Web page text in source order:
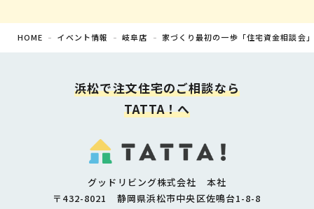
HOME イベント情報 岐阜店 家づくり最初の一歩「住宅資金相談会」
浜松で注文住宅のご相談なら
TATTA！へ
グッドリビング株式会社 本社
〒432-8021 静岡県浜松市中央区佐鳴台1-8-8